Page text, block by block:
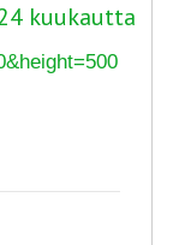
kuukautta